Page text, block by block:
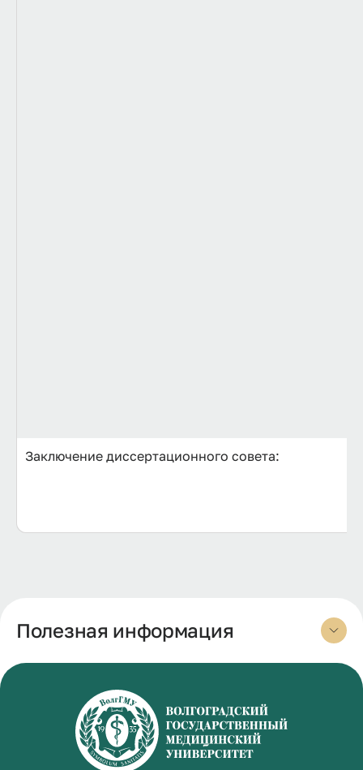
Заключение диссертационного совета:
Полезная информация